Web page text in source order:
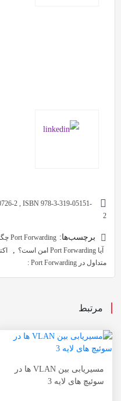
2 , ISBN 978-3-319-05151-
2
برچسب‌ها: Port Forwarding چگونه کار می کند؟
آیا Port Forwarding امن است؟ ,
متداول در Port Forwarding :
مرتبط
مسیریابی بین VLAN ها در
سوئیچ های لایه 3